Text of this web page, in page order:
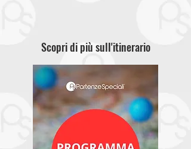
Scopri di più sull'itinerario